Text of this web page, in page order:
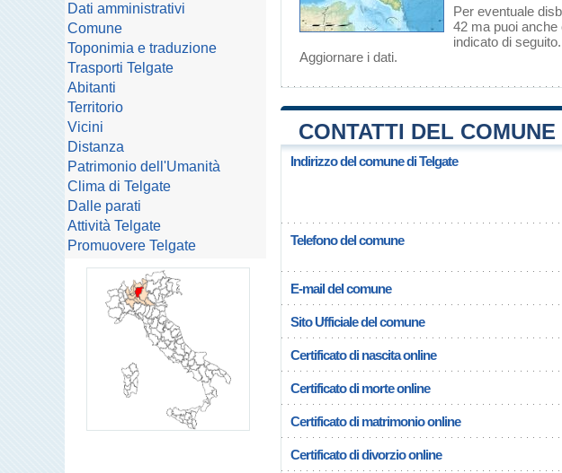
Per eventuale
42 ma puoi
indicato di seguito.
Aggiornare i dati.
CONTATTI DEL
Indirizzo del comune di Telgate
Telefono del comune
E-mail del comune
Sito Ufficiale del comune
Certificato di nascita online
Certificato di morte online
Certificato di matrimonio online
Certificato di divorzio online
Dati amministrativi
Comune
Toponimia e traduzione
Trasporti Telgate
Abitanti
Territorio
Vicini
Distanza
Patrimonio dell'Umanità
Clima di Telgate
Dalle parati
Attività Telgate
Promuovere Telgate